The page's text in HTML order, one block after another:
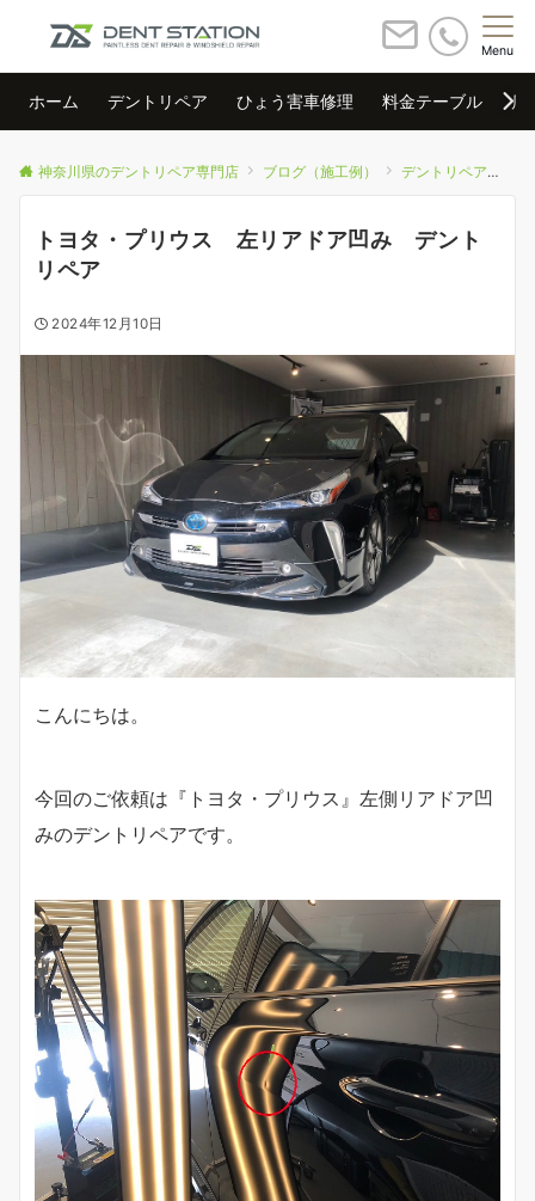
Menu
ホーム デントリペア ひょう害車修理 料金テーブル 店
神奈川県のデントリペア専門店 ブログ（施工例） デントリペア
トヨタ・プリウス 左リアドア凹み デント
リペア
2024年12月10日
こんにちは。
今回のご依頼は『トヨタ・プリウス』左側リアドア凹
みのデントリペアです。